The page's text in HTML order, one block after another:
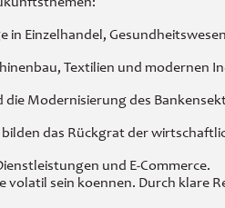
Einzelhandel,
Textilien und modernen
Modernisierung des
das Rückgrat der
und E-Commerce.
volatil sein koennen. Durch